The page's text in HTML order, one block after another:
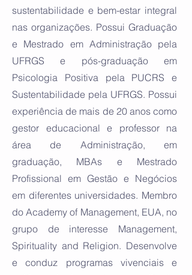
sustentabilidade e bem-estar integral
nas organizações. Possui Graduação
e Mestrado em Administração pela
UFRGS e pós-graduação em
Psicologia Positiva pela PUCRS e
Sustentabilidade pela UFRGS. Possui
experiência de mais de 20 anos como
gestor educacional e professor na
área de Administração, em
graduação, MBAs e Mestrado
Profissional em Gestão e Negócios
em diferentes universidades. Membro
do Academy of Management, EUA, no
grupo de interesse Management,
Spirituality and Religion. Desenvolve
e conduz programas vivenciais e